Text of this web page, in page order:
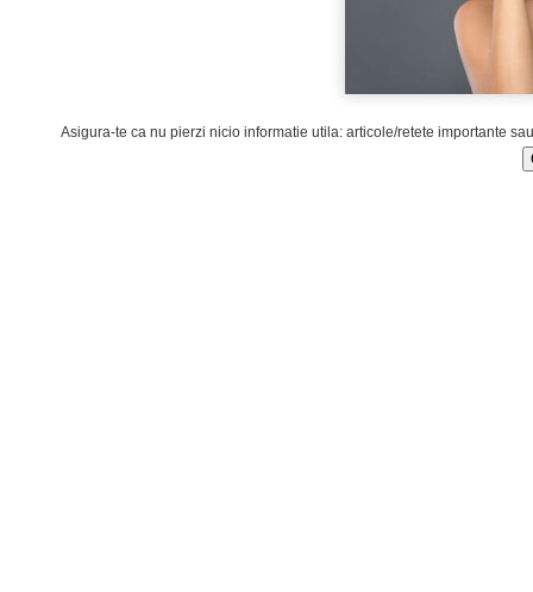
Asigura-te ca nu pierzi nicio informatie utila: articole/retete importante